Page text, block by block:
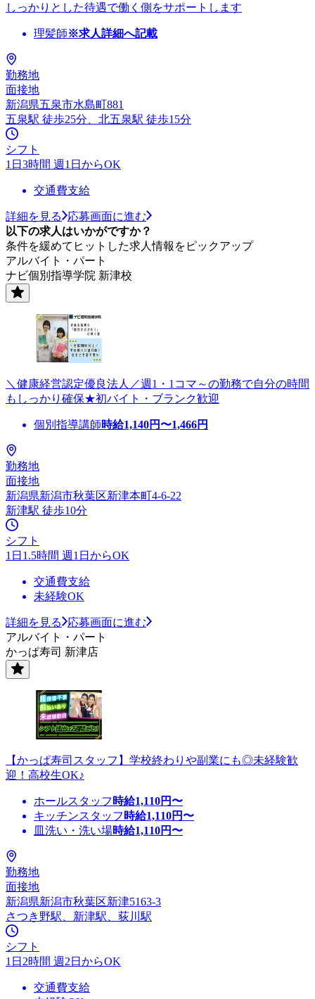
しっかりとした待遇で働く側をサポートします
理髪師※求人詳細へ記載
勤務地
面接地
新潟県五泉市水島町881
五泉駅 徒歩25分、北五泉駅 徒歩15分
シフト
1日3時間 週1日からOK
交通費支給
詳細を見る
応募画面に進む
以下の求人はいかがですか？
条件を緩めてヒットした求人情報をピックアップ
アルバイト・パート
ナビ個別指導学院 新津校
＼健康経営認定優良法人／週1・1コマ～の勤務で自分の時間
もしっかり確保★初バイト・ブランク歓迎
個別指導講師時給1,140円〜1,466円
勤務地
面接地
新潟県新潟市秋葉区新津本町4-6-22
新津駅 徒歩10分
シフト
1日1.5時間 週1日からOK
交通費支給
未経験OK
詳細を見る
応募画面に進む
アルバイト・パート
かっぱ寿司 新津店
【かっぱ寿司スタッフ】学校終わりや副業にも◎未経験歓
迎！高校生OK♪
ホールスタッフ 時給1,110円〜
キッチンスタッフ 時給1,110円〜
皿洗い・洗い場時給1,110円〜
勤務地
面接地
新潟県新潟市秋葉区新津5163-3
さつき野駅、新津駅、荻川駅
シフト
1日2時間 週2日からOK
交通費支給